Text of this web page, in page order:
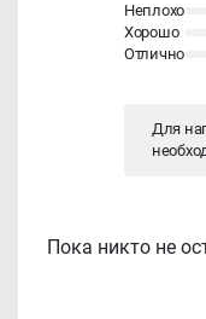
Пока никто не
Неплохо
Хорошо
Отлично
Для